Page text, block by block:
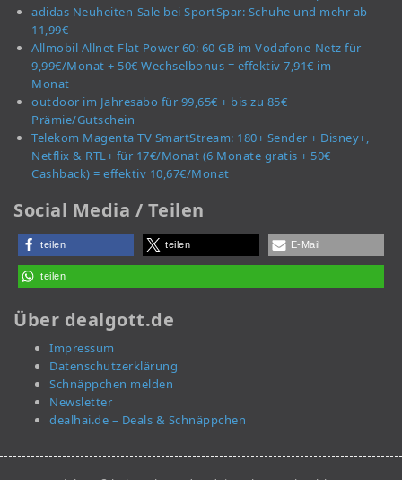
adidas Neuheiten-Sale bei SportSpar: Schuhe und mehr ab
11,99€
Allmobil Allnet Flat Power 60: 60 GB im Vodafone-Netz für
9,99€/Monat + 50€ Wechselbonus = effektiv 7,91€ im
Monat
outdoor im Jahresabo für 99,65€ + bis zu 85€
Prämie/Gutschein
Telekom Magenta TV SmartStream: 180+ Sender + Disney+,
Netflix & RTL+ für 17€/Monat (6 Monate gratis + 50€
Cashback) = effektiv 10,67€/Monat
Social Media / Teilen
teilen teilen E-Mail
teilen
Über dealgott.de
Impressum
Datenschutzerklärung
Schnäppchen melden
Newsletter
dealhai.de – Deals & Schnäppchen